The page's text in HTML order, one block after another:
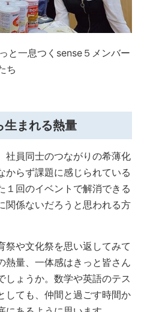
と一息つくsense５メンバー
ち
生まれる熱量
社員同士のつながりの希薄化
からず課題に感じられている
１回のイベントで解消できる
関係ないだろうと思われる方
祭や文化祭を思い返してみて
熱量、一体感はきっと皆さん
しょうか。数学や英語のテス
しても、仲間と過ごす時間か